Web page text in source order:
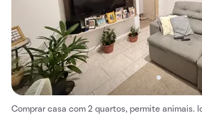
Comprar casa com 2 quartos, permite animais.